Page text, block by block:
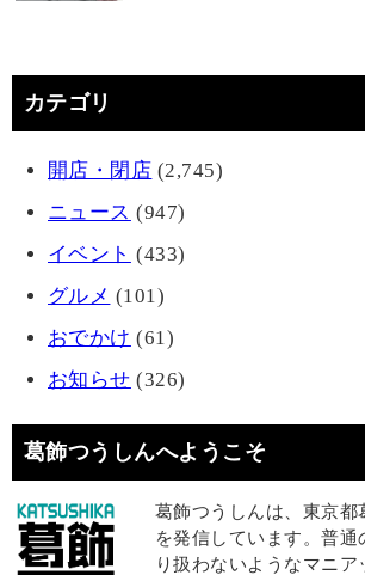
カテゴリ
開店・閉店 (2,745)
ニュース (947)
イベント (433)
グルメ (101)
おでかけ (61)
お知らせ (326)
葛飾つうしんへようこそ
葛飾つうしんは、東京都
を発信しています。普通
り扱わないようなマニア